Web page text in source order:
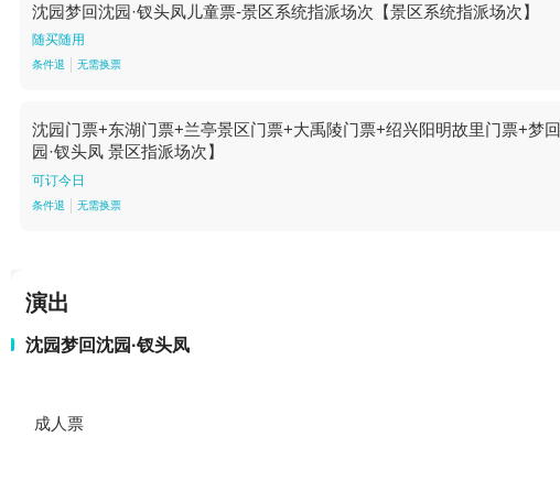
沈园梦回沈园·钗头凤儿童票-景区系统指派场次【景区系统指派场次】
随买随用
条件退 无需换票
沈园门票+东湖门票+兰亭景区门票+大禹陵门票+绍兴阳明故里门票+梦
园·钗头凤 景区指派场次】
可订今日
条件退 无需换票
演出
沈园梦回沈园·钗头凤
成人票